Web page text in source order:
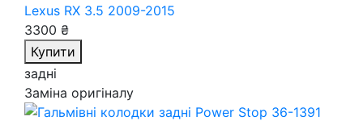
Lexus RX 3.5 2009-2015
3300 ₴
Купити
задні
Заміна оригіналу